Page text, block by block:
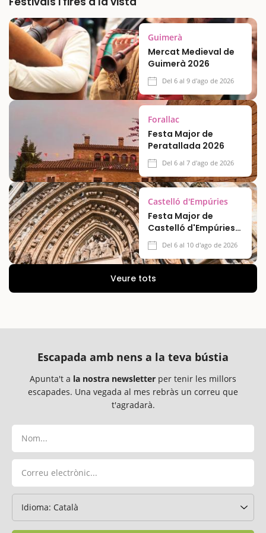
Guimerà
Mercat Medieval de
Guimerà 2026
Del 6 al 9 d'ago de 2026
Forallac
Festa Major de
Peratallada 2026
Del 6 al 7 d'ago de 2026
Castelló d'Empúries
Festa Major de
Castelló d'Empúries
2026Del 6 al 10 d'ago de 2026
Veure tots
Escapada amb nens a la teva bústia
Apunta't a la nostra newsletter per tenir les millors
escapades. Una vegada al mes rebràs un correu que
t'agradarà.